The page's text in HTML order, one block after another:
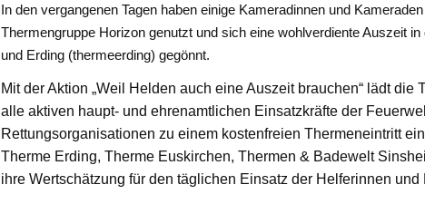
In den vergangenen Tagen haben einige Kameradinnen und
Thermengruppe Horizon genutzt und sich eine wohlverdiente Auszeit
und Erding (thermeerding) gegönnt.
Mit der Aktion „Weil Helden auch eine Auszeit brauchen“ lädt
alle aktiven haupt- und ehrenamtlichen Einsatzkräfte der
Rettungsorganisationen zu einem kostenfreien Thermeneintritt
Therme Erding, Therme Euskirchen, Thermen & Badewelt
ihre Wertschätzung für den täglichen Einsatz der Helferinnen und